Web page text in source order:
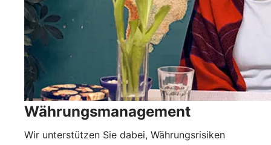
Währungsmanagement
Wir unterstützen Sie dabei, Währungsrisiken